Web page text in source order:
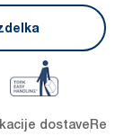
dostave